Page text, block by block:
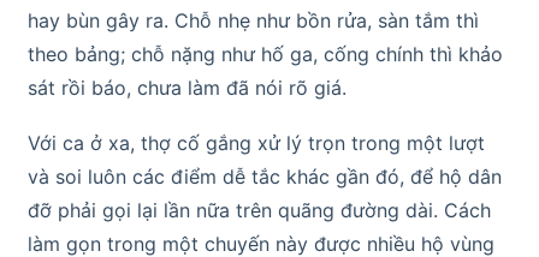
hay bùn gây ra. Chỗ nhẹ như bồn rửa, sàn tắm thì
theo bảng; chỗ nặng như hố ga, cống chính thì khảo
sát rồi báo, chưa làm đã nói rõ giá.
Với ca ở xa, thợ cố gắng xử lý trọn trong một lượt
và soi luôn các điểm dễ tắc khác gần đó, để hộ dân
đỡ phải gọi lại lần nữa trên quãng đường dài. Cách
làm gọn trong một chuyến này được nhiều hộ vùng